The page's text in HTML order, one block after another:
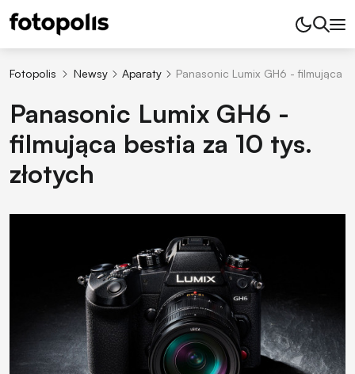
Fotopolis Newsy Aparaty Panasonic Lumix GH6 - filmująca
Panasonic Lumix GH6 -
filmująca bestia za 10 tys.
złotych